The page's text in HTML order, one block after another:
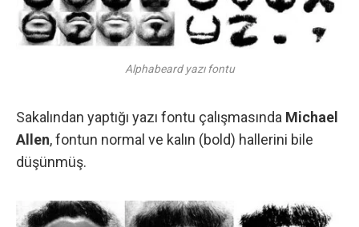
Alphabeard yazı fontu
Sakalından yaptığı yazı fontu çalışmasında Michael
Allen, fontun normal ve kalın (bold) hallerini bile
düşünmüş.